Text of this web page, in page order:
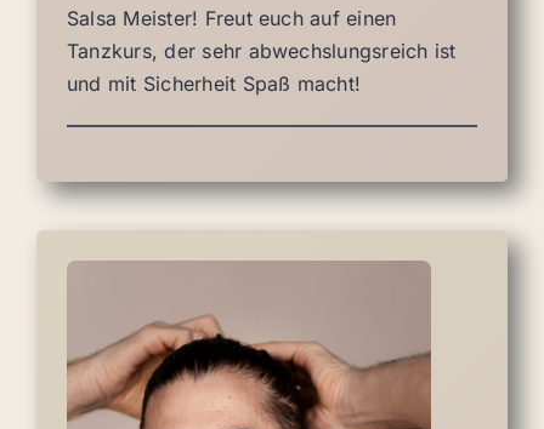
Salsa Meister! Freut euch auf einen
Tanzkurs, der sehr abwechslungsreich ist
und mit Sicherheit Spaß macht!